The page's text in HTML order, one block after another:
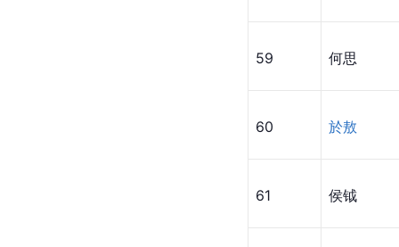
59 何思
60 於敖
61 侯钺